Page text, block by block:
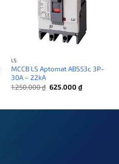
LS
MCCB LS Aptomat ABS53c 3P-
30A – 22kA
1.250.000₫ Giá
gốc
625.000 ₫Giá
hiện
625.000 ₫.